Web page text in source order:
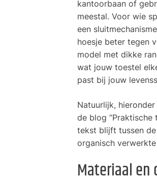
kantoorbaan of
meestal. Voor wie
een
hoesje beter tegen
model met dikke
wat jouw toestel
past bij jouw
Natuurlijk,
de blog “Praktische
tekst blijft tussen de
organisch verwerkte
Materiaal